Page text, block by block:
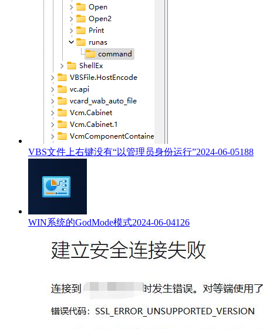
VBS文件上右键没有“以管理员身份运行”2024-06-05188
WIN系统的GodMode模式2024-06-04126